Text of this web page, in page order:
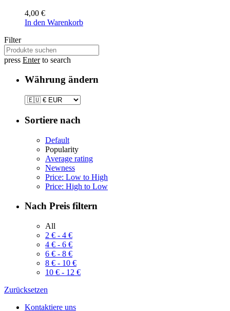
4,00 €
In den Warenkorb
Filter
press Enterto search
Währung ändern
Sortiere nach
Default
Popularity
Average rating
Newness
Price: Low to High
Price: High to Low
Nach Preis filtern
All
2 € - 4 €
4 € - 6 €
6 € - 8 €
8 € - 10 €
10 € - 12 €
Zurücksetzen
Kontaktiere uns